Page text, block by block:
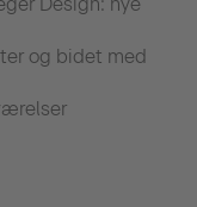
Design: nye
og bidet med